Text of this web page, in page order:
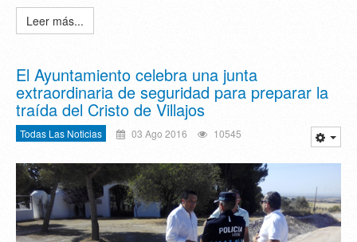
Leer más...
El Ayuntamiento celebra una junta
extraordinaria de seguridad para preparar la
traída del Cristo de Villajos
Todas Las Noticias 03 Ago 2016 10545